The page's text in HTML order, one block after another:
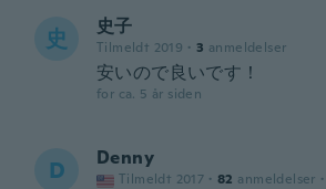
史 史子
Tilmeldt 2019 · 3 anmeldelser
安いので良いです！
for ca. 5 år siden
D Denny
Tilmeldt 2017 · 82 anmeldelser ·